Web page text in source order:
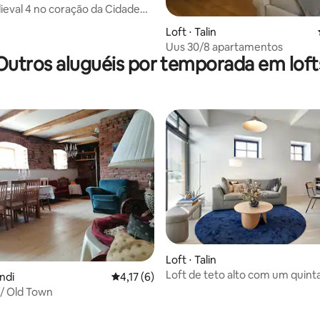
de 5, 25 avaliações
4 no coração da Cidade
Loft ⋅ Talin
Uus 30/8 apartamentos
aluguéis por temporada em
4,17 de uma avaliação média de 5, 6
4,17 (6)
Old Town
Loft ⋅ Talin
Loft de teto alto com um